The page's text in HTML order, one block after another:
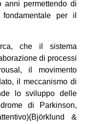
anni permettendo di
per il
che il sistema
di processi
il movimento
il meccanismo di
lo sviluppo delle
di Parkinson,
&